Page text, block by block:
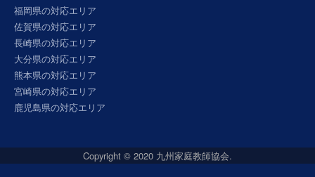
福岡県の対応エリア
佐賀県の対応エリア
長崎県の対応エリア
大分県の対応エリア
熊本県の対応エリア
宮崎県の対応エリア
鹿児島県の対応エリア
Copyright © 2020 九州家庭教師協会.